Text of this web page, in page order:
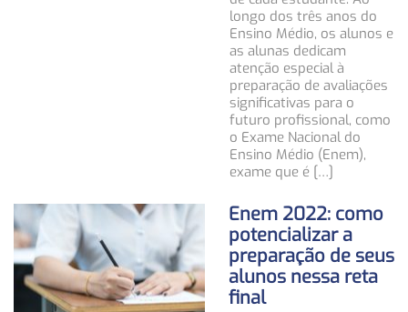
longo dos três anos do
Ensino Médio, os alunos e
as alunas dedicam
atenção especial à
preparação de avaliações
significativas para o
futuro profissional, como
o Exame Nacional do
Ensino Médio (Enem),
exame que é […]
Enem 2022: como
potencializar a
preparação de seus
alunos nessa reta
final